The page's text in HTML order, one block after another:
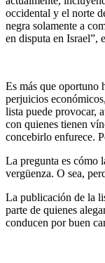
occidental y el norte
negra solamente a
en disputa en Israel”,
Es más que oportuno
perjuicios
lista puede provocar,
con quienes tienen
concebirlo enfurece.
La pregunta es cómo
vergüenza. O sea,
La publicación de la
parte de quienes
conducen por buen